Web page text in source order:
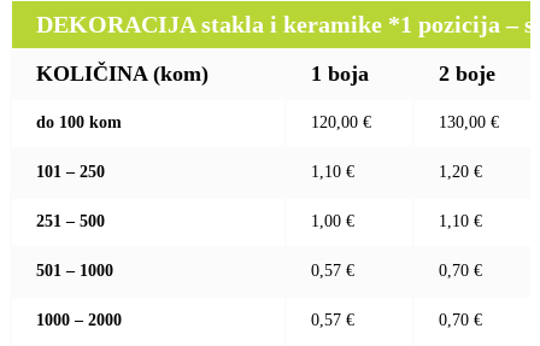
DEKORACIJA stakla i keramike *1 pozicija –
KOLIČINA (kom) 1 boja 2 boje
do 100 kom 120,00 € 130,00 €
101 – 250 1,10 € 1,20 €
251 – 500 1,00 € 1,10 €
501 – 1000 0,57 € 0,70 €
1000 – 2000 0,57 € 0,70 €